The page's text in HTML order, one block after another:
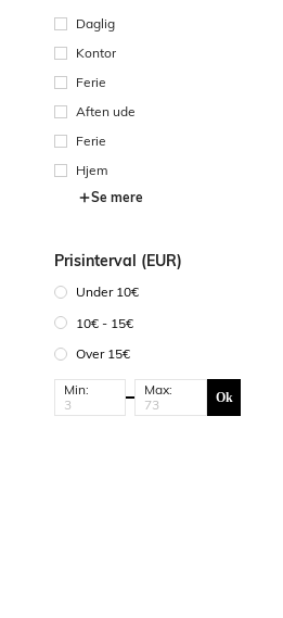
Daglig
Kontor
Ferie
Aften ude
Ferie
Hjem
Se mere
Prisinterval (EUR)
Under 10€
10€ - 15€
Over 15€
Min: Max: Ok